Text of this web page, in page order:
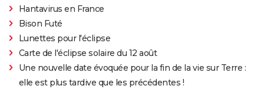
Hantavirus en France
Bison Futé
Lunettes pour l'éclipse
Carte de l'éclipse solaire du 12 août
Une nouvelle date évoquée pour la fin de la vie sur Terre :
elle est plus tardive que les précédentes !